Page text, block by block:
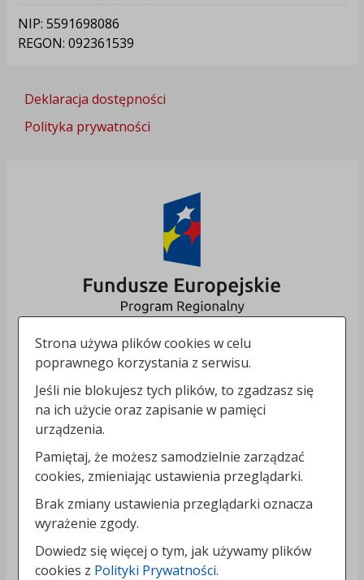
NIP: 5591698086
REGON: 092361539
Deklaracja dostępności
Polityka prywatności
Strona używa plików cookies w celu
poprawnego korzystania z serwisu.
Jeśli nie blokujesz tych plików, to zgadzasz się
na ich użycie oraz zapisanie w pamięci
urządzenia.
Pamiętaj, że możesz samodzielnie zarządzać
cookies, zmieniając ustawienia przeglądarki.
Brak zmiany ustawienia przeglądarki oznacza
wyrażenie zgody.
Dowiedz się więcej o tym, jak używamy plików
cookies z Polityki Prywatności.